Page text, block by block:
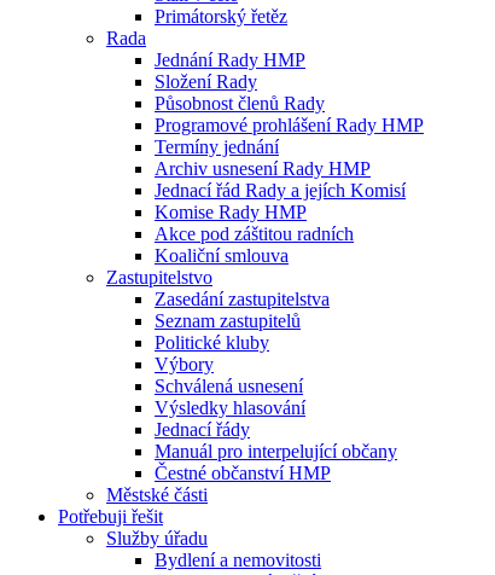
Primátorský řetěz
Rada
Jednání Rady HMP
Složení Rady
Působnost členů Rady
Programové prohlášení Rady HMP
Termíny jednání
Archiv usnesení Rady HMP
Jednací řád Rady a jejích Komisí
Komise Rady HMP
Akce pod záštitou radních
Koaliční smlouva
Zastupitelstvo
Zasedání zastupitelstva
Seznam zastupitelů
Politické kluby
Výbory
Schválená usnesení
Výsledky hlasování
Jednací řády
Manuál pro interpelující občany
Čestné občanství HMP
Městské části
Potřebuji řešit
Služby úřadu
Bydlení a nemovitosti